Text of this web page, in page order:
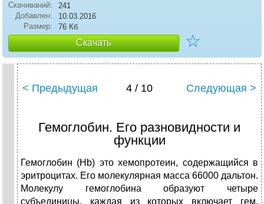
Скачиваний:
241
Добавлен:
10.03.2016
Размер:
76 Кб
Скачать ☆
< Предыдущая 4 / 10 Следующая >
Гемоглобин. Его разновидности и
функции
Гемоглобин (Нb) это хемопротеин, содержащийся в
эритроцитах. Его молекулярная масса 66000 дальтон.
Молекулу гемоглобина образуют четыре
субъединицы, каждая из которых включает гем,